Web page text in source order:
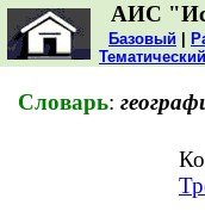
АИС
Базовый
Словарь: